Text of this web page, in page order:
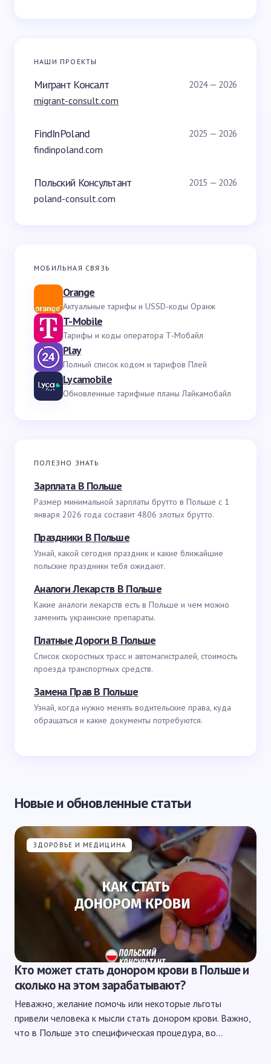
НАШИ ПРОЕКТЫ
Мигрант Консалт 2024 — 2026
migrant-consult.com
FindInPoland 2025 — 2026
findinpoland.com
Польский Консультант 2015 — 2026
poland-consult.com
МОБИЛЬНАЯ СВЯЗЬ
Orange
Актуальные тарифы и USSD-коды Оранж
T-Mobile
Тарифы и коды оператора Т-Мобайл
Play
Полный список кодом и тарифов Плей
Lycamobile
Обновленные тарифные планы Лайкамобайл
ПОЛЕЗНО ЗНАТЬ
Зарплата В Польше
Размер минимальной зарплаты брутто в Польше с 1
января 2026 года составит 4806 злотых брутто.
Праздники В Польше
Узнай, какой сегодня праздник и какие ближайшие
польские праздники тебя ожидают.
Аналоги Лекарств В Польше
Какие аналоги лекарств есть в Польше и чем можно
заменить украинские препараты.
Платные Дороги В Польше
Список скоростных трасс и автомагистралей, стоимость
проезда транспортных средств.
Замена Прав В Польше
Узнай, когда нужно менять водительские права, куда
обращаться и какие документы потребуются.
Новые и обновленные статьи
ЗДОРОВЬЕ И МЕДИЦИНА
Кто может стать донором крови в Польше и
сколько на этом зарабатывают?
Неважно, желание помочь или некоторые льготы
привели человека к мысли стать донором крови. Важно,
что в Польше это специфическая процедура, во…